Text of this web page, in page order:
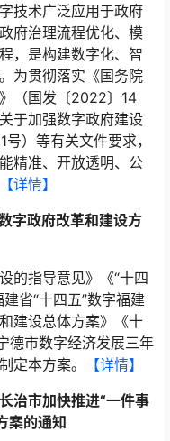
技术广泛应用于政府
府治理流程优化、模
，是构建数字化、智
为贯彻落实《国务院
（国发〔2022〕14
于加强数字政府建设
）等有关文件要求，
精准、开放透明、公
【详情】
字政府改革和建设方
的指导意见》《“十四
省“十四五”数字福建
建设总体方案》《十
德市数字经济发展三年
本方案。
【详情】
治市加快推进“一件事
案的通知